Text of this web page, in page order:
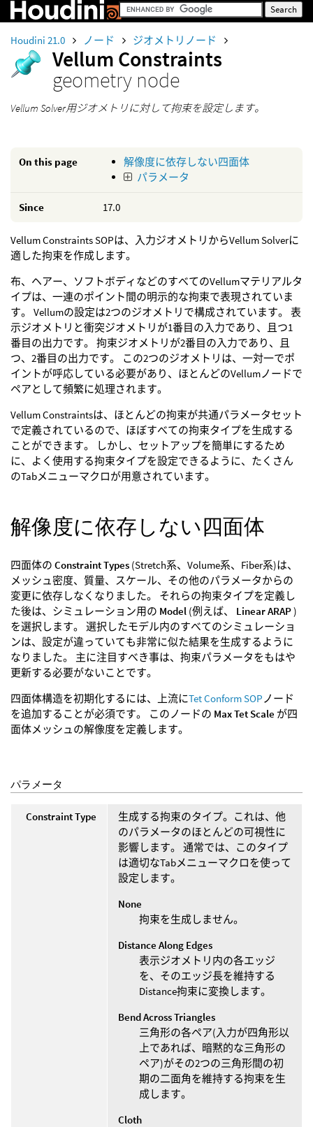
Houdini 21.0 ノード ジオメトリノード
Vellum Constraints
geometry node
Vellum Solver用ジオメトリに対して拘束を設定します。
On this page
解像度に依存しない四面体
パラメータ
Since 17.0
Vellum Constraints SOPは、入力ジオメトリからVellum Solverに
適した拘束を作成します。
布、ヘアー、ソフトボディなどのすべてのVellumマテリアルタ
イプは、一連のポイント間の明示的な拘束で表現されていま
す。 Vellumの設定は2つのジオメトリで構成されています。 表
示ジオメトリと衝突ジオメトリが1番目の入力であり、且つ1
番目の出力です。 拘束ジオメトリが2番目の入力であり、且
つ、2番目の出力です。 この2つのジオメトリは、一対一でポ
イントが呼応している必要があり、ほとんどのVellumノードで
ペアとして頻繁に処理されます。
Vellum Constraintsは、ほとんどの拘束が共通パラメータセット
で定義されているので、ほぼすべての拘束タイプを生成する
ことができます。 しかし、セットアップを簡単にするため
に、よく使用する拘束タイプを設定できるように、たくさん
のTabメニューマクロが用意されています。
解像度に依存しない四面体
四面体の Constraint Types (Stretch系、Volume系、Fiber系)は、
メッシュ密度、質量、スケール、その他のパラメータからの
変更に依存しなくなりました。 それらの拘束タイプを定義し
た後は、シミュレーション用の Model (例えば、 Linear ARAP)
を選択します。 選択したモデル内のすべてのシミュレーショ
ンは、設定が違っていても非常に似た結果を生成するように
なりました。 主に注目すべき事は、拘束パラメータをもはや
更新する必要がないことです。
四面体構造を初期化するには、上流にTet Conform SOPノード
を追加することが必須です。 このノードの Max Tet Scale が四
面体メッシュの解像度を定義します。
パラメータ
Constraint Type
生成する拘束のタイプ。これは、他
のパラメータのほとんどの可視性に
影響します。 通常では、このタイプ
は適切なTabメニューマクロを使って
設定します。
None
拘束を生成しません。
Distance Along Edges
表示ジオメトリ内の各エッジ
を、そのエッジ長を維持する
Distance拘束に変換します。
Bend Across Triangles
三角形の各ペア(入力が四角形以
上であれば、暗黙的な三角形の
ペア)がその2つの三角形間の初
期の二面角を維持する拘束を生
成します。
Cloth